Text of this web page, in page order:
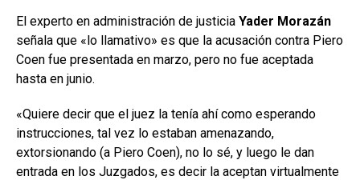
El experto en administración de justicia Yader Morazán
señala que «lo llamativo» es que la acusación contra Piero
Coen fue presentada en marzo, pero no fue aceptada
hasta en junio.
«Quiere decir que el juez la tenía ahí como esperando
instrucciones, tal vez lo estaban amenazando,
extorsionando (a Piero Coen), no lo sé, y luego le dan
entrada en los Juzgados, es decir la aceptan virtualmente